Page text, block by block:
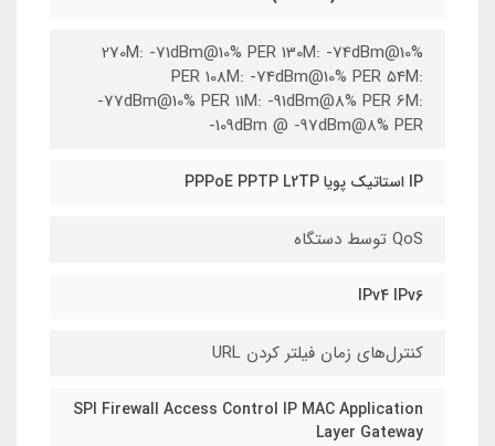
270M: -71dBm@10% PER 130M: -74dBm@10%
PER 108M: -74dBm@10% PER 54M:
-77dBm@10% PER 11M: -91dBm@8% PER 6M:
-109dBm @ -97dBm@8% PER
IP استاتیک پویا PPPoE PPTP L2TP
QoS توسط دستگاه
IPv4 IPv6
کنترل‌های زمان فیلتر کردن URL
SPI Firewall Access Control IP MAC Application
Layer Gateway